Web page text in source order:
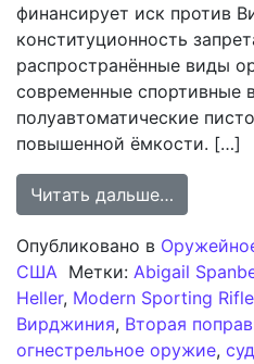
финансирует иск против
конституционность
распространённые виды
современные спортивные
полуавтоматические
повышенной ёмкости. […]
Читать дальше…
Опубликовано в
США Метки: Abigail
Heller, Modern Sporting
Вирджиния, Вторая
огнестрельное оружие,